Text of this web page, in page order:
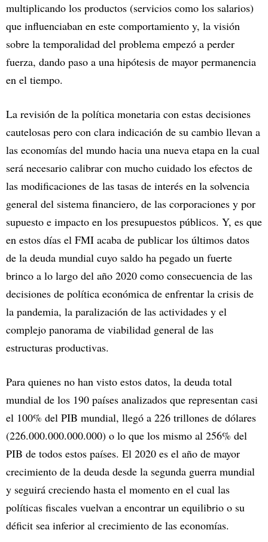
multiplicando los productos (servicios como los salarios)
que influenciaban en este comportamiento y, la visión
sobre la temporalidad del problema empezó a perder
fuerza, dando paso a una hipótesis de mayor permanencia
en el tiempo.
La revisión de la política monetaria con estas decisiones
cautelosas pero con clara indicación de su cambio llevan a
las economías del mundo hacia una nueva etapa en la cual
será necesario calibrar con mucho cuidado los efectos de
las modificaciones de las tasas de interés en la solvencia
general del sistema financiero, de las corporaciones y por
supuesto e impacto en los presupuestos públicos. Y, es que
en estos días el FMI acaba de publicar los últimos datos
de la deuda mundial cuyo saldo ha pegado un fuerte
brinco a lo largo del año 2020 como consecuencia de las
decisiones de política económica de enfrentar la crisis de
la pandemia, la paralización de las actividades y el
complejo panorama de viabilidad general de las
estructuras productivas.
Para quienes no han visto estos datos, la deuda total
mundial de los 190 países analizados que representan casi
el 100% del PIB mundial, llegó a 226 trillones de dólares
(226.000.000.000.000) o lo que los mismo al 256% del
PIB de todos estos países. El 2020 es el año de mayor
crecimiento de la deuda desde la segunda guerra mundial
y seguirá creciendo hasta el momento en el cual las
políticas fiscales vuelvan a encontrar un equilibrio o su
déficit sea inferior al crecimiento de las economías.